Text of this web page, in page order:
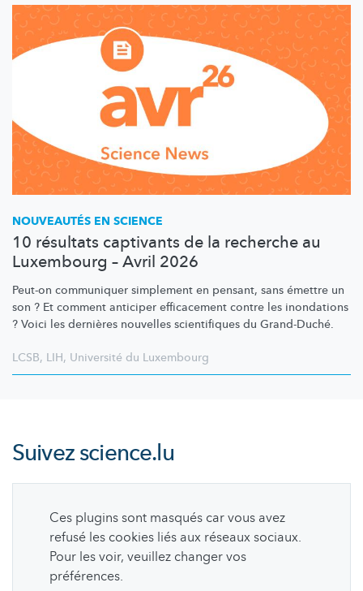
NOUVEAUTÉS EN SCIENCE
10 résultats captivants de la recherche au
Luxembourg – Avril 2026
Peut-on communiquer simplement en pensant, sans émettre un
son ? Et comment anticiper efficacement contre les inondations
? Voici les dernières nouvelles scientifiques du Grand-Duché.
LCSB, LIH, Université du Luxembourg
Suivezscience.lu
Ces plugins sont masqués car vous avez
refusé les cookies liés aux réseaux sociaux.
Pour les voir, veuillez changer vos
préférences.